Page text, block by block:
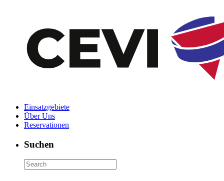
Einsatzgebiete
Über Uns
Reservationen
Suchen